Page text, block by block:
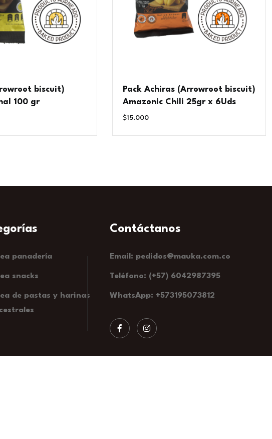
biscuit)
100 gr
Pack Achiras (Arrowroot biscuit)
Amazonic Chili 25gr x 6Uds
$15.000
panadería
snacks
de pastas y harinas
Email: pedidos@mauka.com.co
Teléfono: (+57) 6042987395
WhatsApp: +573195073812